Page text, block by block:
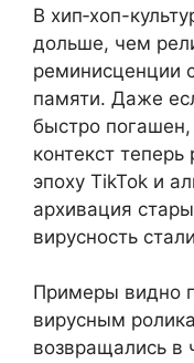
В хип‑хоп-
дольше, чем
реминисценции
памяти. Даже
быстро
контекст
эпоху TikTok и
архивация
вирусность
Примеры видно
вирусным
возвращались